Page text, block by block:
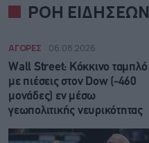
ΡΟΗ ΕΙΔΗΣΕΩΝ
ΑΓΟΡΕΣ 06.08.2026
Wall Street: Κόκκινο ταμπλό
με πιέσεις στον Dow (-460
μονάδες) εν μέσω
γεωπολιτικής νευρικότητας